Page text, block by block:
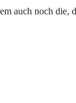
auch noch